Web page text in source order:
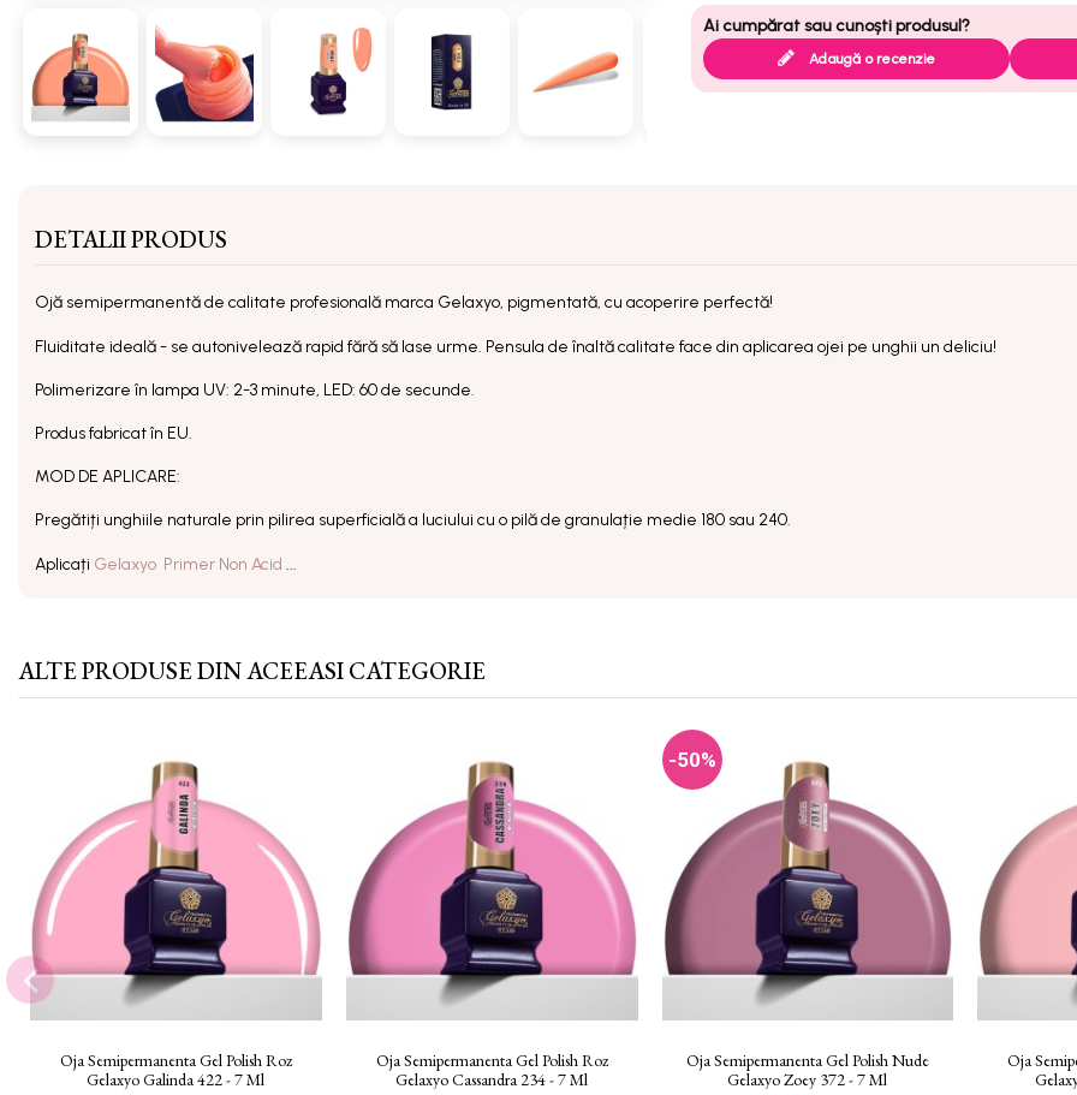
Adaugă o recenzie
DETALII PRODUS
Ojă semipermanentăde calitate profesională marca Gelaxyo, pigmentată, cu acoperire perfectă!
Fluiditate ideală - se autonivelează rapid fără să lase urme. Pensula de înaltă calitate face din aplicarea ojei pe unghii un deliciu!
Polimerizare în lampa UV: 2-3 minute, LED: 60 de secunde.
Produs fabricat în EU.
MOD DE APLICARE:
Pregătiți unghiile naturale prin pilirea superficială a luciului cu o pilă de granulație medie 180 sau 240.
Aplicați Gelaxyo Primer Non Acid ...
ALTE PRODUSE DIN ACEEASI CATEGORIE
Oja Semipermanenta Gel Polish Roz
Gelaxyo Galinda 422 - 7 Ml
Oja Semipermanenta Gel Polish Roz
Gelaxyo Cassandra 234 - 7 Ml
-50%
Oja Semipermanenta Gel Polish Nude
Gelaxyo Zoey 372 - 7 Ml
Oja